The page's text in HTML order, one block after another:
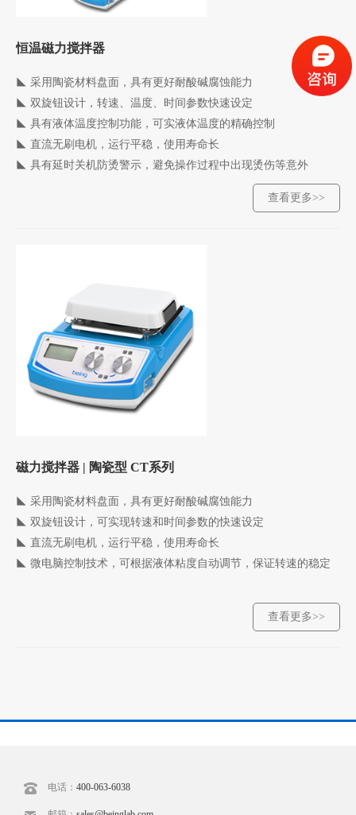
恒温磁力搅拌器
◣ 采用陶瓷材料盘面，具有更好耐酸碱腐蚀能力
◣ 双旋钮设计，转速、温度、时间参数快速设定
◣ 具有液体温度控制功能，可实液体温度的精确控制
◣ 直流无刷电机，运行平稳，使用寿命长
◣ 具有延时关机防烫警示，避免操作过程中出现烫伤等意外
查看更多>>
磁力搅拌器 | 陶瓷型 CT系列
◣ 采用陶瓷材料盘面，具有更好耐酸碱腐蚀能力
◣ 双旋钮设计，可实现转速和时间参数的快速设定
◣ 直流无刷电机，运行平稳，使用寿命长
◣ 微电脑控制技术，可根据液体粘度自动调节，保证转速的稳定
查看更多>>
电话： 400-063-6038